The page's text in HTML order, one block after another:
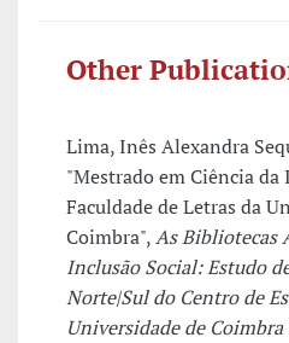
Other
Lima, Inês Alexandra
"Mestrado em Ciência da
Faculdade de Letras da
Coimbra",As Bibliotecas
Inclusão Social: Estudo
Norte|Sul do Centro de
Universidade de Coimbra